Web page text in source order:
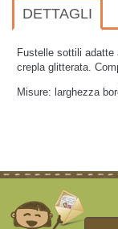
DETTAGLI
Fustelle sottili
crepla glitterata.
Misure: larghezza